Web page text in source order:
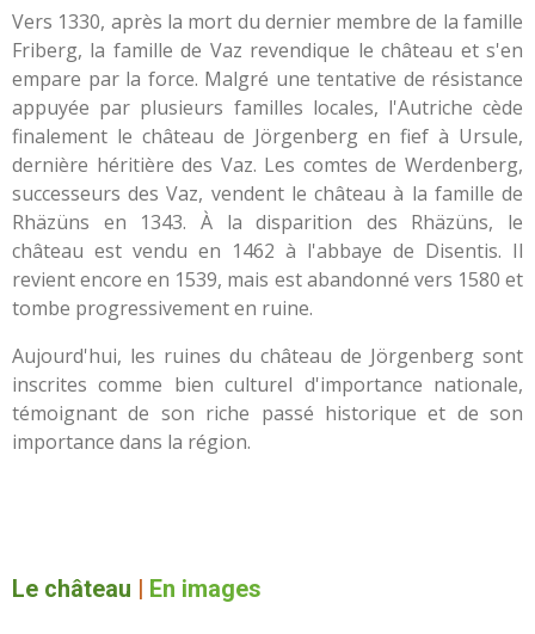
Vers 1330, après la mort du dernier membre de la famille
Friberg, la famille de Vaz revendique le château et s'en
empare par la force. Malgré une tentative de résistance
appuyée par plusieurs familles locales, l'Autriche cède
finalement le château de Jörgenberg en fief à Ursule,
dernière héritière des Vaz. Les comtes de Werdenberg,
successeurs des Vaz, vendent le château à la famille de
Rhäzüns en 1343. À la disparition des Rhäzüns, le
château est vendu en 1462 à l'abbaye de Disentis. Il
revient encore en 1539, mais est abandonné vers 1580 et
tombe progressivement en ruine.
Aujourd'hui, les ruines du château de Jörgenberg sont
inscrites comme bien culturel d'importance nationale,
témoignant de son riche passé historique et de son
importance dans la région.
Le château En images